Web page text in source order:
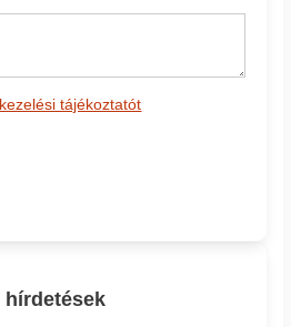
tájékoztatót
hírdetések